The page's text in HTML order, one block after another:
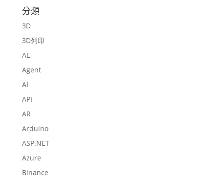
分類
3D
3D列印
AE
Agent
AI
API
AR
Arduino
ASP.NET
Azure
Binance